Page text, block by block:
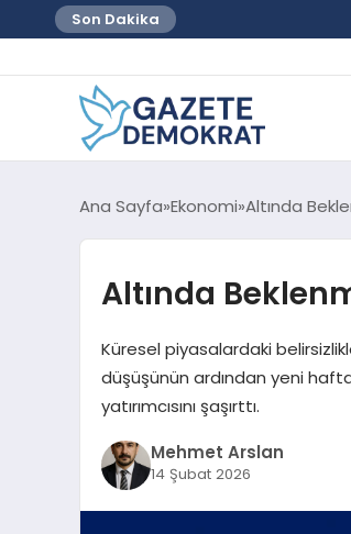
Son Dakika
Ana Sayfa Ekonomi Altında
Altında
Küresel piyasalardaki
düşüşünün ardından yeni
yatırımcısını şaşırttı.
Mehmet Arslan
14 Şubat 2026